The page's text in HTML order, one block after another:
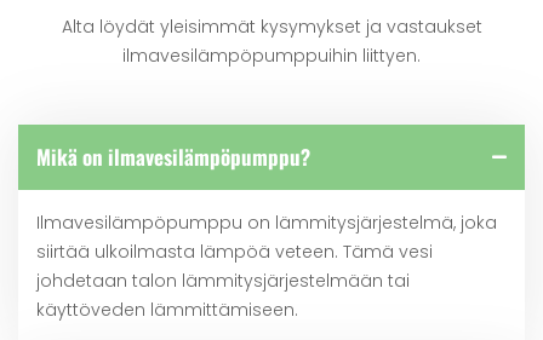
Alta löydät yleisimmät kysymykset ja vastaukset
ilmavesilämpöpumppuihin liittyen.
Mikä on ilmavesilämpöpumppu?
Ilmavesilämpöpumppu on lämmitysjärjestelmä, joka
siirtää ulkoilmasta lämpöä veteen. Tämä vesi
johdetaan talon lämmitysjärjestelmään tai
käyttöveden lämmittämiseen.